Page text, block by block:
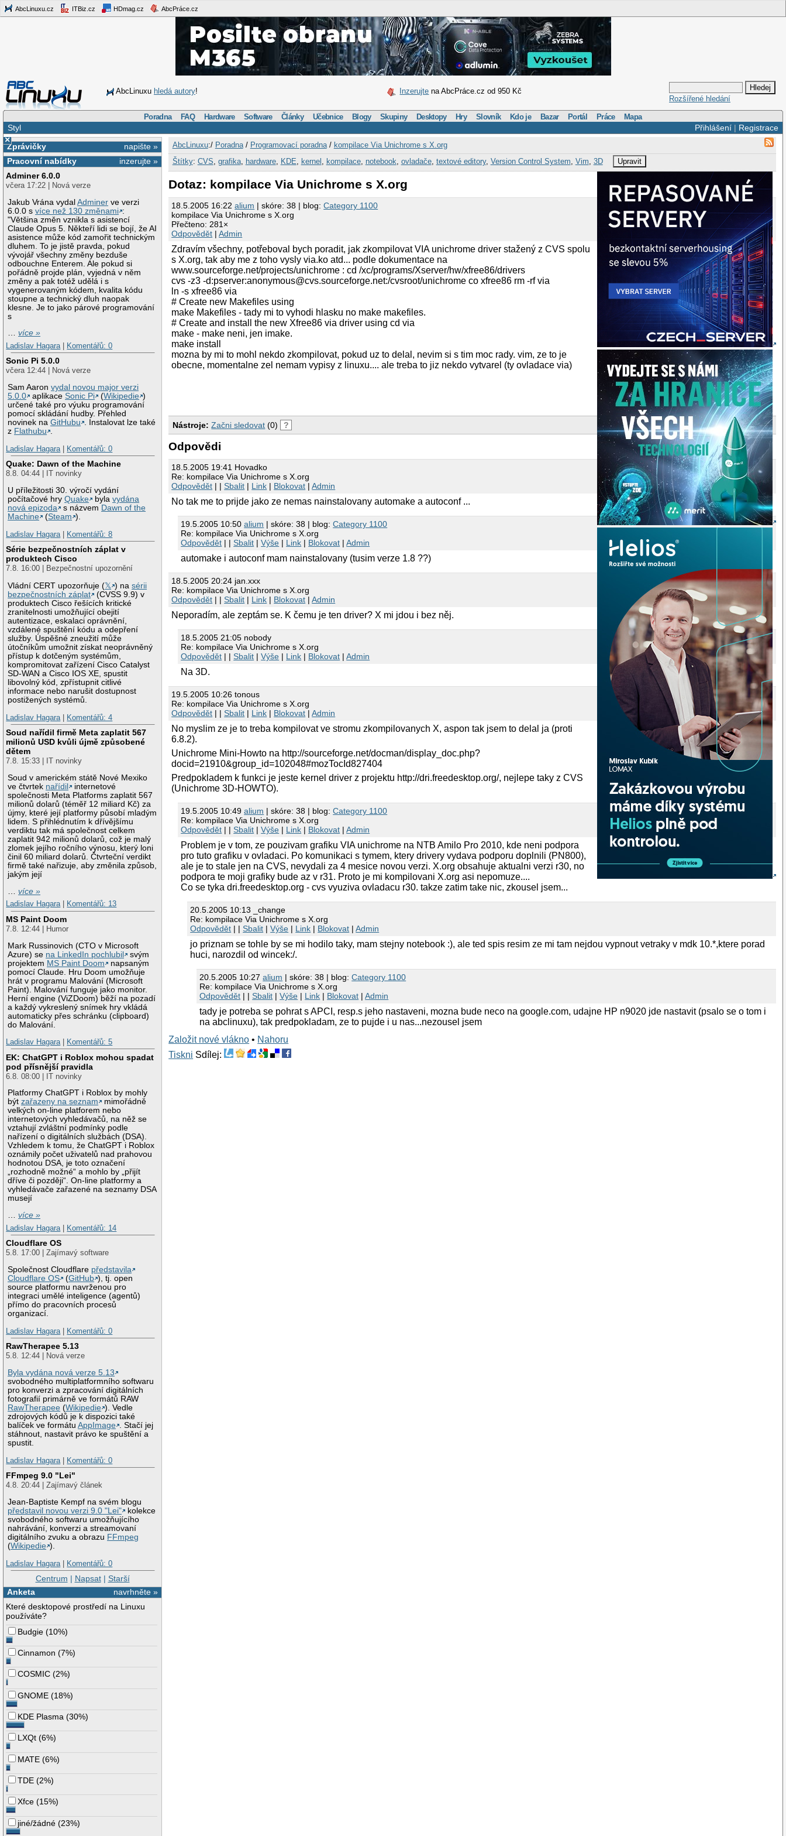
AbcLinuxu.cz ITBiz.cz HDmag.cz AbcPráce.cz
AbcLinuxu hledá autory! Inzerujte na AbcPráce.cz od 950 Kč
Rozšířené hledání
Poradna FAQ Hardware Software Články Učebnice Blogy Skupiny Desktopy Hry Slovník Kdo je Bazar Portál Práce Mapa
Přihlášení| Registrace
Styl
×
napište »
Zprávičky
inzerujte »
Pracovní nabídky
Adminer 6.0.0
včera 17:22 | Nová verze
Jakub Vrána vydalAdminer ve verzi
6.0.0 svíce než 130 změnami :
"Většina změn vznikla s asistencí
Claude Opus 5. Někteří lidi se bojí, že AI
asistence může kód zamořit technickým
dluhem. To je jistě pravda, pokud
vývojář všechny změny bezduše
odbouchne Enterem. Ale pokud si
pořádně projde plán, vyjedná v něm
změny a pak totéž udělá i s
vygenerovaným kódem, kvalita kódu
stoupne a technický dluh naopak
klesne. Je to jako párové programování
s
…více »
Ladislav Hagara
Komentářů: 0
Sonic Pi 5.0.0
včera 12:44 | Nová verze
Sam Aaronvydal novou major verzi
5.0.0
aplikaceSonic Pi (Wikipedie )
určené také pro výuku programování
pomocí skládání hudby. Přehled
novinek naGitHubu . Instalovat lze také
z Flathubu .
Ladislav Hagara
Komentářů: 0
Quake: Dawn of the Machine
8.8. 04:44 | IT novinky
U příležitosti 30. výročí vydání
počítačové hryQuake bylavydána
nová epizoda
s názvem Dawn of the
Machine
(Steam ).
Ladislav Hagara
Komentářů: 8
Série bezpečnostních záplat v
produktech Cisco
7.8. 16:00 | Bezpečnostní upozornění
Vládní CERT upozorňuje (𝕏 ) nasérii
bezpečnostních záplat
(CVSS 9.9) v
produktech Cisco řešících kritické
zranitelnosti umožňující obejití
autentizace, eskalaci oprávnění,
vzdálené spuštění kódu a odepření
služby. Úspěšné zneužití může
útočníkům umožnit získat neoprávněný
přístup k dotčeným systémům,
kompromitovat zařízení Cisco Catalyst
SD-WAN a Cisco IOS XE, spustit
libovolný kód, zpřístupnit citlivé
informace nebo narušit dostupnost
postižených systémů.
Ladislav Hagara
Komentářů: 4
Soud nařídil firmě Meta zaplatit 567
milionů USD kvůli újmě způsobené
dětem
7.8. 15:33 | IT novinky
Soud v americkém státě Nové Mexiko
ve čtvrtek nařídil
internetové
společnosti Meta Platforms zaplatit 567
milionů dolarů (téměř 12 miliard Kč) za
újmy, které její platformy působí mladým
lidem. S přihlédnutím k dřívějšímu
verdiktu tak má společnost celkem
zaplatit 942 milionů dolarů, což je malý
zlomek jejího ročního výnosu, který loni
činil 60 miliard dolarů. Čtvrteční verdikt
firmě také nařizuje, aby změnila způsob,
jakým její
…více »
Ladislav Hagara| Komentářů: 13
MS Paint Doom
7.8. 12:44 | Humor
Mark Russinovich (CTO v Microsoft
Azure) se na LinkedIn pochlubil
svým
projektem MS Paint Doom
napsaným
pomocí Claude. Hru Doom umožňuje
hrát v programu Malování (Microsoft
Paint). Malování funguje jako monitor.
Herní engine (ViZDoom) běží na pozadí
a každý vykreslený snímek hry vkládá
automaticky přes schránku (clipboard)
do Malování.
Ladislav Hagara| Komentářů: 5
EK: ChatGPT i Roblox mohou spadat
pod přísnější pravidla
6.8. 08:00 | IT novinky
Platformy ChatGPT i Roblox by mohly
býtzařazeny na seznam
mimořádně
velkých on-line platforem nebo
internetových vyhledávačů, na něž se
vztahují zvláštní podmínky podle
nařízení o digitálních službách (DSA).
Vzhledem k tomu, že ChatGPT i Roblox
oznámily počet uživatelů nad prahovou
hodnotou DSA, je toto označení
„rozhodně možné“ a mohlo by „přijít
dříve či později“. On-line platformy a
vyhledávače zařazené na seznamy DSA
musejí
…více »
Ladislav Hagara | Komentářů: 14
Cloudflare OS
5.8. 17:00 | Zajímavý software
Společnost Cloudflare představila
Cloudflare OS
(GitHub ), tj. open
source platformu navrženou pro
integraci umělé inteligence (agentů)
přímo do pracovních procesů
organizací.
Ladislav Hagara | Komentářů: 0
RawTherapee 5.13
5.8. 12:44 | Nová verze
Byla vydána nová verze 5.13
svobodného multiplatformního softwaru
pro konverzi a zpracování digitálních
fotografií primárně ve formátů RAW
RawTherapee (Wikipedie ). Vedle
zdrojových kódů je k dispozici také
balíček ve formátuAppImage
. Stačí jej
stáhnout, nastavit právo ke spuštění a
spustit.
Ladislav Hagara | Komentářů: 0
FFmpeg 9.0 "Lei"
4.8. 20:44 | Zajímavý článek
Jean-Baptiste Kempf na svém blogu
představil novou verzi 9.0 "Lei"
kolekce
svobodného softwaru umožňujícího
nahrávání, konverzi a streamovaní
digitálního zvuku a obrazu FFmpeg
(Wikipedie ).
Ladislav Hagara | Komentářů: 0
Centrum | Napsat| Starší
navrhněte »
Anketa
Které desktopové prostředí na Linuxu
používáte?
Budgie (10%)
Cinnamon (7%)
COSMIC (2%)
GNOME (18%)
KDE Plasma (30%)
LXQt (6%)
MATE (6%)
TDE (2%)
Xfce (15%)
jiné/žádné (23%)
AbcLinuxu:/ Poradna/ Programovací poradna/ kompilace Via Unichrome s X.org
Štítky: CVS grafika, hardware, KDE kernel kompilace, notebook ovladače, textové editory, Version Control System Vim 3D Upravit
Dotaz: kompilace Via Unichrome s X.org
18.5.2005 16:22alium | skóre: 38 | blog:Category 1100
kompilace Via Unichrome s X.org
Přečteno: 281×
Odpovědět |Admin
Zdravím všechny, potřeboval bych poradit, jak zkompilovat VIA unichrome driver stažený z CVS spolu
s X.org, tak aby me z toho vysly via.ko atd... podle dokumentace na
www.sourceforge.net/projects/unichrome : cd /xc/programs/Xserver/hw/xfree86/drivers
cvs -z3 -d:pserver:anonymous@cvs.sourceforge.net:/cvsroot/unichrome co xfree86 rm -rf via
ln -s xfree86 via
# Create new Makefiles using
make Makefiles - tady mi to vyhodi hlasku no make makefiles.
# Create and install the new Xfree86 via driver using cd via
make - make neni, jen imake.
make install
mozna by mi to mohl nekdo zkompilovat, pokud uz to delal, nevim si s tim moc rady. vim, ze to je
obecne, momentalne zel nemam vypisy z linuxu.... ale treba to jiz nekdo vytvarel (ty ovladace via)
Nástroje: Začni sledovat (0) ?
Odpovědi
18.5.2005 19:41 Hovadko
Re: kompilace Via Unichrome s X.org
Odpovědět | |Sbalit | Link | Blokovat |Admin
No tak me to prijde jako ze nemas nainstalovany automake a autoconf ...
19.5.2005 10:50alium | skóre: 38 | blog:Category 1100
Re: kompilace Via Unichrome s X.org
Odpovědět | |Sbalit |Výše | Link | Blokovat |Admin
automake i autoconf mam nainstalovany (tusim verze 1.8 ??)
18.5.2005 20:24 jan.xxx
Re: kompilace Via Unichrome s X.org
Odpovědět | |Sbalit | Link | Blokovat |Admin
Neporadím, ale zeptám se. K čemu je ten driver? X mi jdou i bez něj.
18.5.2005 21:05 nobody
Re: kompilace Via Unichrome s X.org
Odpovědět | |Sbalit |Výše | Link | Blokovat |Admin
Na 3D.
19.5.2005 10:26 tonous
Re: kompilace Via Unichrome s X.org
Odpovědět | |Sbalit | Link | Blokovat |Admin
No myslim ze je to treba kompilovat ve stromu zkompilovanych X, aspon tak jsem to delal ja (proti
6.8.2).
Unichrome Mini-Howto na http://sourceforge.net/docman/display_doc.php?
docid=21910&group_id=102048#mozTocId827404
Predpokladem k funkci je jeste kernel driver z projektu http://dri.freedesktop.org/, nejlepe taky z CVS
(Unichrome 3D-HOWTO).
19.5.2005 10:49alium | skóre: 38 | blog:Category 1100
Re: kompilace Via Unichrome s X.org
Odpovědět | |Sbalit |Výše | Link | Blokovat |Admin
Problem je v tom, ze pouzivam grafiku VIA unichrome na NTB Amilo Pro 2010, kde neni podpora
pro tuto grafiku v ovladaci. Po komunikaci s tymem, ktery drivery vydava podporu doplnili (PN800),
ale je to stale jen na CVS, nevydali za 4 mesice novou verzi. X.org obsahuje aktualni verzi r30, no
podpora te moji grafiky bude az v r31. Proto je mi kompilovani X.org asi nepomuze....
Co se tyka dri.freedesktop.org - cvs vyuziva ovladacu r30. takze zatim take nic, zkousel jsem...
20.5.2005 10:13 _change
Re: kompilace Via Unichrome s X.org
Odpovědět | |Sbalit |Výše | Link | Blokovat |Admin
jo priznam se tohle by se mi hodilo taky, mam stejny notebook :), ale ted spis resim ze mi tam nejdou vypnout vetraky v mdk 10.*,ktere porad
huci, narozdil od wincek:/.
20.5.2005 10:27alium | skóre: 38 | blog:Category 1100
Re: kompilace Via Unichrome s X.org
Odpovědět | |Sbalit |Výše | Link | Blokovat |Admin
tady je potreba se pohrat s APCI, resp.s jeho nastaveni, mozna bude neco na google.com, udajne HP n9020 jde nastavit (psalo se o tom i
na abclinuxu), tak predpokladam, ze to pujde i u nas...nezousel jsem
Založit nové vlákno • Nahoru
Tiskni Sdílej: